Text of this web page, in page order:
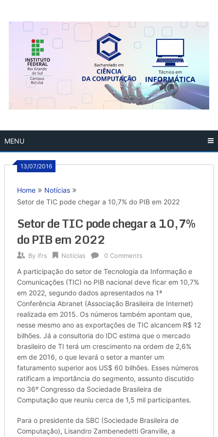
MENU
13/07/2016
Home
Notícias
Setor de TIC pode chegar a 10,7% do PIB em 2022
Setor de TIC pode chegar a 10,7%
do PIB em 2022
By ifrs Notícias 0 Comments
A participação do setor de Tecnologia da Informação e
Comunicações (TIC) no PIB nacional deve ficar em 10,7%
em 2022, segundo dados apresentados na 1ª
Conferência Abranet (Associação Brasileira de Internet)
realizada em 2015. Os números também apontam que,
nesse mesmo ano as exportações de TIC alcancem R$ 12
bilhões. Já a consultoria do IDC estima que o mercado
brasileiro de TI terá um crescimento na ordem de 2,6%
em de 2016, o que levará o setor a manter um
faturamento superior aos US$ 60 bilhões. Esses números
ratificam a importância do segmento, assunto discutido
no 36º Congresso da Sociedade Brasileira de
Computação que reuniu cerca de 1,5 mil participantes.
Para o presidente da SBC (Sociedade Brasileira de
Computação), Lisandro Zambenedetti Granville, a